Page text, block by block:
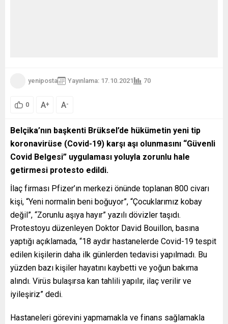
yeniposta Yayınlama: 17.10.2021 70
0 A+ A-
Belçika’nın başkenti Brüksel’de hükümetin yeni tip
koronavirüse (Covid-19) karşı aşı olunmasını “Güvenli
Covid Belgesi” uygulaması yoluyla zorunlu hale
getirmesi protesto edildi.
İlaç firması Pfizer’ın merkezi önünde toplanan 800 civarı
kişi, “Yeni normalin beni boğuyor”, “Çocuklarımız kobay
değil”, “Zorunlu aşıya hayır” yazılı dövizler taşıdı.
Protestoyu düzenleyen Doktor David Bouillon, basına
yaptığı açıklamada, “18 aydır hastanelerde Covid-19 tespit
edilen kişilerin daha ilk günlerden tedavisi yapılmadı. Bu
yüzden bazı kişiler hayatını kaybetti ve yoğun bakıma
alındı. Virüs bulaşırsa kan tahlili yapılır, ilaç verilir ve
iyileşiriz” dedi.
Hastaneleri görevini yapmamakla ve finans sağlamakla